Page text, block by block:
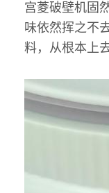
宫菱破壁机固
味依然挥之不
料，从根本上